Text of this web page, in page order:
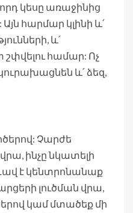
կեսը առաջինից
հարմար կլինի և՛
և՛
համար: Ոչ
և՛ ձեզ,
Չարժե
ինչը նկատելի
Լավ է կենտրոնանաք
լուծման վրա,
կամ մտածեք մի